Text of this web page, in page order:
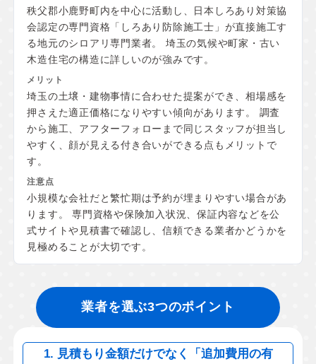
秩父郡小鹿野町内を中心に活動し、日本しろあり対策協
会認定の専門資格「しろあり防除施工士」が直接施工す
る地元のシロアリ専門業者。 埼玉の気候や町家・古い
木造住宅の構造に詳しいのが強みです。
埼玉の土壌・建物事情に合わせた提案ができ、相場感を
押さえた適正価格になりやすい傾向があります。 調査
から施工、アフターフォローまで同じスタッフが担当し
やすく、顔が見える付き合いができる点もメリットで
す。
小規模な会社だと繁忙期は予約が埋まりやすい場合があ
ります。 専門資格や保険加入状況、保証内容などを公
式サイトや見積書で確認し、信頼できる業者かどうかを
見極めることが大切です。
業者を選ぶ3つのポイント
1. 見積もり金額だけでなく「追加費用の有